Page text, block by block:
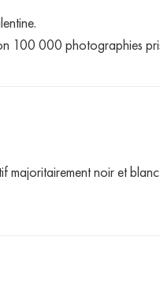
100 000 photographies
noir et